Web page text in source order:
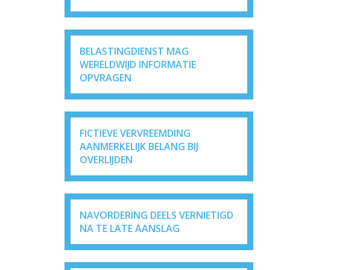
BELASTINGDIENST MAG
WERELDWIJD INFORMATIE
OPVRAGEN
FICTIEVE VERVREEMDING
AANMERKELIJK BELANG BIJ
OVERLIJDEN
NAVORDERING DEELS VERNIETIGD
NA TE LATE AANSLAG